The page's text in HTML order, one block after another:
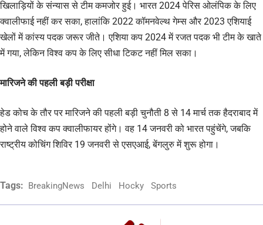
खिलाड़ियों के संन्यास से टीम कमजोर हुई। भारत 2024 पेरिस ओलंपिक के लिए
क्वालीफाई नहीं कर सका, हालांकि 2022 कॉमनवेल्थ गेम्स और 2023 एशियाई
खेलों में कांस्य पदक जरूर जीते। एशिया कप 2024 में रजत पदक भी टीम के खाते
में गया, लेकिन विश्व कप के लिए सीधा टिकट नहीं मिल सका।
मारिजने की पहली बड़ी परीक्षा
हेड कोच के तौर पर मारिजने की पहली बड़ी चुनौती 8 से 14 मार्च तक हैदराबाद में
होने वाले विश्व कप क्वालीफायर होंगे। वह 14 जनवरी को भारत पहुंचेंगे, जबकि
राष्ट्रीय कोचिंग शिविर 19 जनवरी से एसएआई, बेंगलुरु में शुरू होगा।
Tags: BreakingNews Delhi Hocky Sports